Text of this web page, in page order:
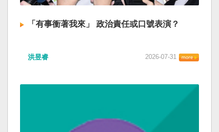
「有事衝著我來」 政治責任或口號表演？
洪昱睿 2026-07-31